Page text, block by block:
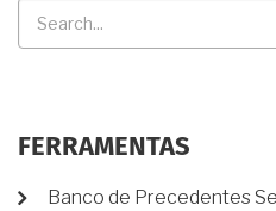
FERRAMENTAS
Banco de Precedentes